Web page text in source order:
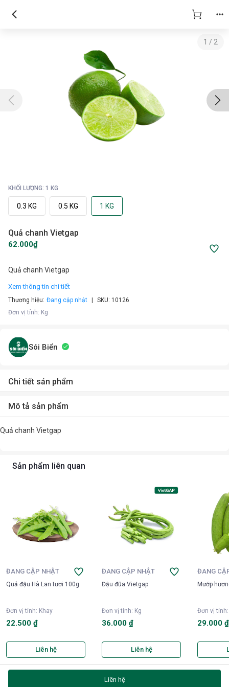
1 / 2
KHỐI LƯỢNG: 1 KG
0.3 KG 0.5 KG 1 KG
Quả chanh Vietgap
62.000₫
Quả chanh Vietgap
Xem thông tin chi tiết
Thương hiệu: Đang cập nhật SKU: 10126
Đơn vị tính: Kg
Sói Biển
Chi tiết sản phẩm
Mô tả sản phẩm
Quả chanh Vietgap
Sản phẩm liên quan
ĐANG CẬP NHẬT
Quả đậu Hà Lan tươi 100g
Đơn vị tính: Khay
22.500 ₫
Liên hệ
ĐANG CẬP NHẬT
Đậu đũa Vietgap
Đơn vị tính: Kg
36.000 ₫
Liên hệ
ĐANG
Mướp
Đơn vị tính
29.000 ₫
Liên hệ